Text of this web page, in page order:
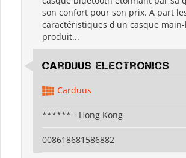
son confort pour son prix. A part
caractéristiques d'un casque
produit...
Carduus Electronics
Carduus
****** - Hong Kong
008618681586882